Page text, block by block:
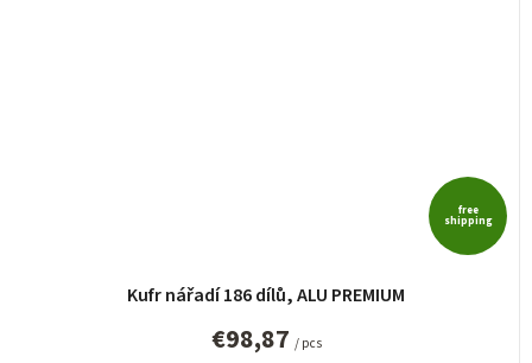
free
shipping
Kufr nářadí 186 dílů, ALU PREMIUM
€98,87 / pcs